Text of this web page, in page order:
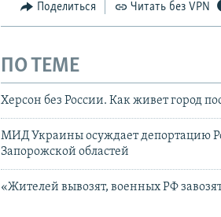
Поделиться Читать без VPN
ПО ТЕМЕ
Херсон без России. Как живет город
МИД Украины осуждает депортацию
Запорожской областей
«Жителей вывозят, военных РФ